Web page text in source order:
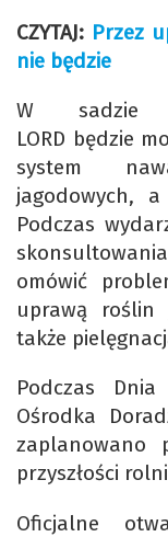
CZYTAJ: Przez
nie będzie
W sadzie
LORD będzie
system
jagodowych,
Podczas
omówić
uprawą roślin
także
Podczas
Ośrodka
zaplanowano
przyszłości
Oficjalne